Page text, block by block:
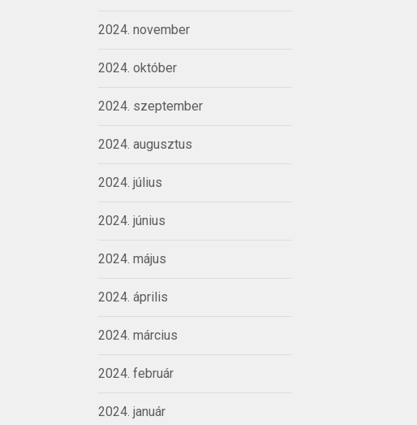
2024. november
2024. október
2024. szeptember
2024. augusztus
2024. július
2024. június
2024. május
2024. április
2024. március
2024. február
2024. január